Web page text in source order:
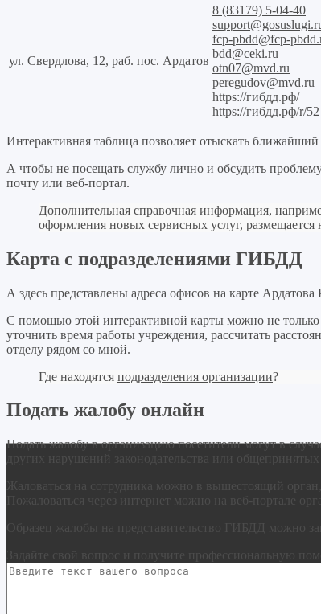
ул. Свердлова, 12, раб. пос. Ардатов
8 (83179) 5-04-40
fcp-pbdd@fcp-
bdd@ceki.ru
otn07@mvd.ru
peregudov@mvd.ru
https://гибдд.рф/
https://гибдд.рф/r/52
Интерактивная таблица позволяет отыскать
А чтобы не посещать службу лично и обсудить
почту или веб-портал.
Дополнительная справочная информация,
оформления новых сервисных услуг,
Карта с подразделениями ГИБДД
А здесь представлены адреса офисов на карте
С помощью этой интерактивной карты можно не
уточнить время работы учреждения, рассчитать
отделу рядом со мной.
Где находятся подразделения организации?
Подать жалобу онлайн
Подать жалобу в организацию посетители могут в
других нарушений законодательства или общепринятых
Жаловаться на сотрудника можно в вышестоящий
Пожаловаться через интернет можно на веб-портале
Образец жалобы на представительство ГИБДД можно
Задайте свой вопрос
и получите профессиональную